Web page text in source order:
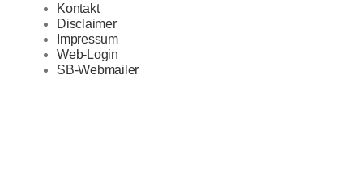
Kontakt
Disclaimer
Impressum
Web-Login
SB-Webmailer